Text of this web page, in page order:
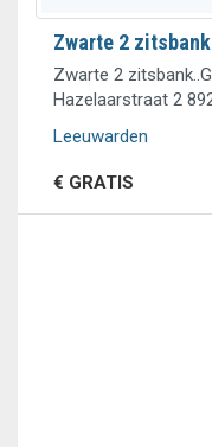
Zwarte 2 zitsbank
Zwarte 2
Hazelaarstraat 2
Leeuwarden
€ GRATIS